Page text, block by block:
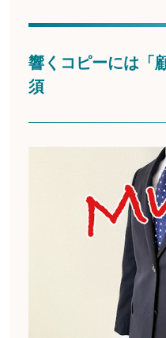
響くコピーには「
須